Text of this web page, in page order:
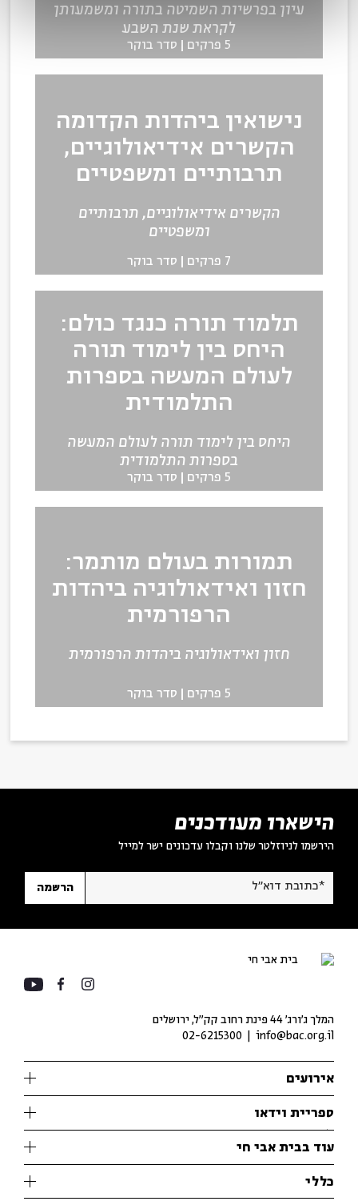
עיון בפרשיות השמיטה בתורה ומשמעותן
לקראת שנת השבע
5 פרקים סדר בוקר
נישואין ביהדות הקדומה
הקשרים אידיאולוגיים,
תרבותיים ומשפטיים
הקשרים אידיאולוגיים, תרבותיים
ומשפטיים
7 פרקים סדר בוקר
תלמוד תורה כנגד כולם:
היחס בין לימוד תורה
לעולם המעשה בספרות
התלמודית
היחס בין לימוד תורה לעולם המעשה
בספרות התלמודית
5 פרקים סדר בוקר
תמורות בעולם מותמר:
חזון ואידאולוגיה ביהדות
הרפורמית
חזון ואידאולוגיה ביהדות הרפורמית
5 פרקים סדר בוקר
הישארו מעודכנים
הירשמו לניוזלטר שלנו וקבלו עדכונים ישר למייל
*כתובת דוא"ל הרשמה
אירועים
אנגלית
נוער
ספריית וידאו
עיון
מיוחדים
עוד בבית אבי חי
כללי
המלך ג'ורג' 44 פינת רחוב קק״ל, ירושלים
info@bac.org.il
02-6215300